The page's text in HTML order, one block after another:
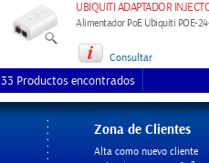
UBIQUITI ADAPTADOR
Alimentador PoE Ubiquiti POE-
Consultar
33 Productos encontrados
Zona de Clientes
Alta como nuevo cliente